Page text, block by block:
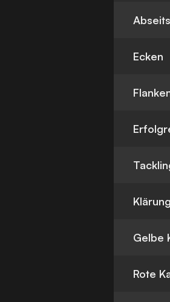
Ecken
Gelbe
Rote